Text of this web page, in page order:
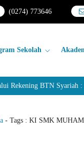
(0274) 773646
Sekolah
Rekening BTN Syariah :
- Tags : KI SMK